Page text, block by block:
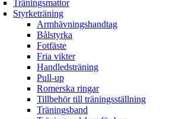
Träningsmattor
Styrketräning
Armhävningshandtag
Bålstyrka
Fotfäste
Fria vikter
Handledsträning
Pull-up
Romerska ringar
Tillbehör till träningsställning
Träningsband